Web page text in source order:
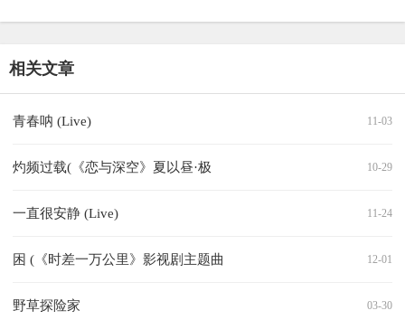
相关文章
11-03
青春呐 (Live)
10-29
灼频过载(《恋与深空》夏以昼·极
11-24
一直很安静 (Live)
12-01
困 (《时差一万公里》影视剧主题曲
03-30
野草探险家